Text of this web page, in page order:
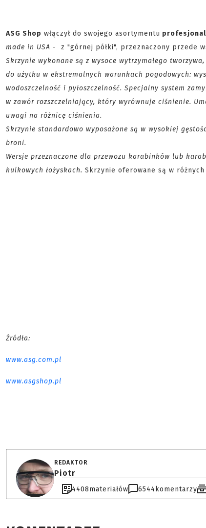
ASG Shop włączył do swojego asortymentu
made in USA - z "górnej półki", przeznaczony przede
Skrzynie wykonane są z wysoce wytrzymałego
do użytku w ekstremalnych warunkach pogodowych:
wodoszczelność i pyłoszczelność. Specjalny system
w zawór rozszczelniający, który wyrównuje ciśnienie.
uwagi na różnicę ciśnienia.
Skrzynie standardowo wyposażone są w wysokiej
broni.
Wersje przeznaczone dla przewozu karabinków lub
kulkowych łożyskach. Skrzynie oferowane są w różnych
Źródła:
www.asg.com.pl
www.asgshop.pl
REDAKTOR
Piotr
4408materiałów 6544 komentarzy